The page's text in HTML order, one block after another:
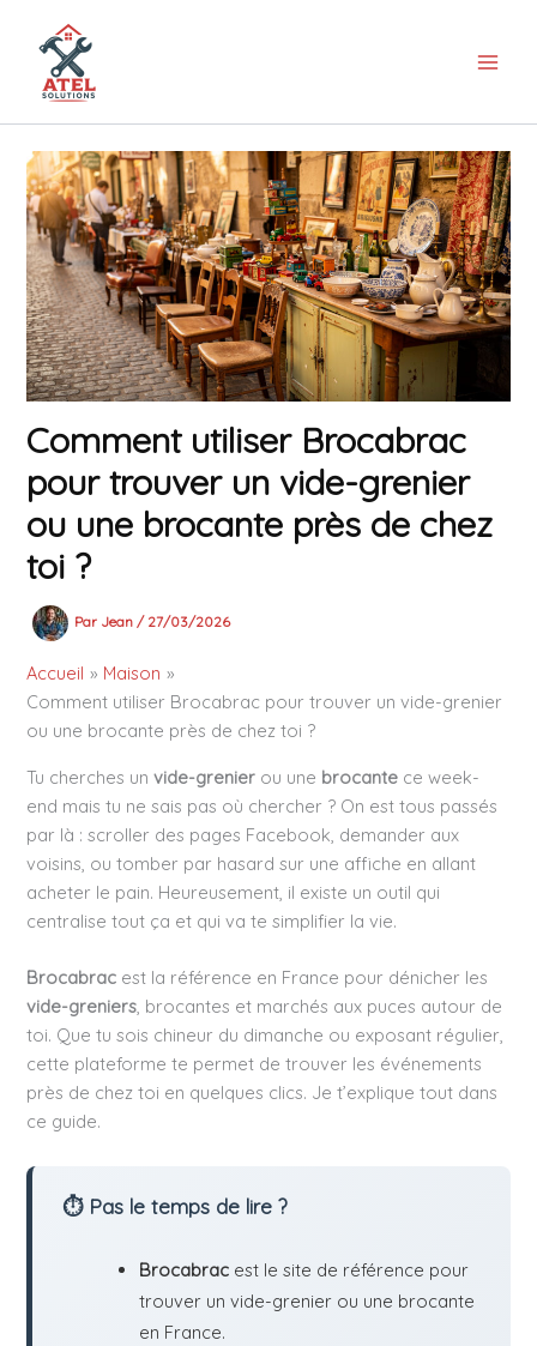
contenu
Comment utiliser Brocabrac
pour trouver un vide-grenier
ou une brocante près de chez
toi ?
Par Jean/ 27/03/2026
Accueil
Maison
Comment utiliser Brocabrac pour trouver un vide-grenier
ou une brocante près de chez toi ?
Tu cherches unvide-grenier ou une brocante ce week-
end mais tu ne sais pas où chercher ? On est tous passés
par là : scroller des pages Facebook, demander aux
voisins, ou tomber par hasard sur une affiche en allant
acheter le pain. Heureusement, il existe un outil qui
centralise tout ça et qui va te simplifier la vie.
Brocabrac est la référence en France pour dénicher les
vide-greniers, brocantes et marchés aux puces autour de
toi. Que tu sois chineur du dimanche ou exposant régulier,
cette plateforme te permet de trouver les événements
près de chez toi en quelques clics. Je t’explique tout dans
ce guide.
⏱ Pas le temps de lire ?
Brocabrac est le site de référence pour
trouver un vide-grenier ou une brocante
en France.